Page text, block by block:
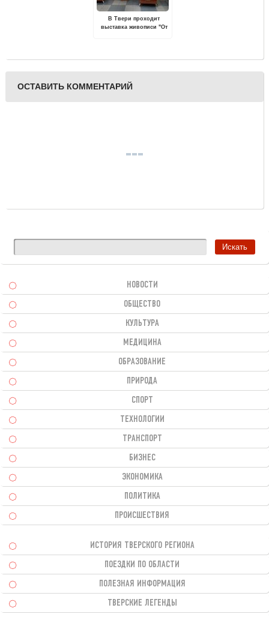
В Твери проходит
выставка живописи "От
ОСТАВИТЬ КОММЕНТАРИЙ
НОВОСТИ
ОБЩЕСТВО
КУЛЬТУРА
МЕДИЦИНА
ОБРАЗОВАНИЕ
ПРИРОДА
СПОРТ
ТЕХНОЛОГИИ
ТРАНСПОРТ
БИЗНЕС
ЭКОНОМИКА
ПОЛИТИКА
ПРОИСШЕСТВИЯ
ИСТОРИЯ ТВЕРСКОГО РЕГИОНА
ПОЕЗДКИ ПО ОБЛАСТИ
ПОЛЕЗНАЯ ИНФОРМАЦИЯ
ТВЕРСКИЕ ЛЕГЕНДЫ